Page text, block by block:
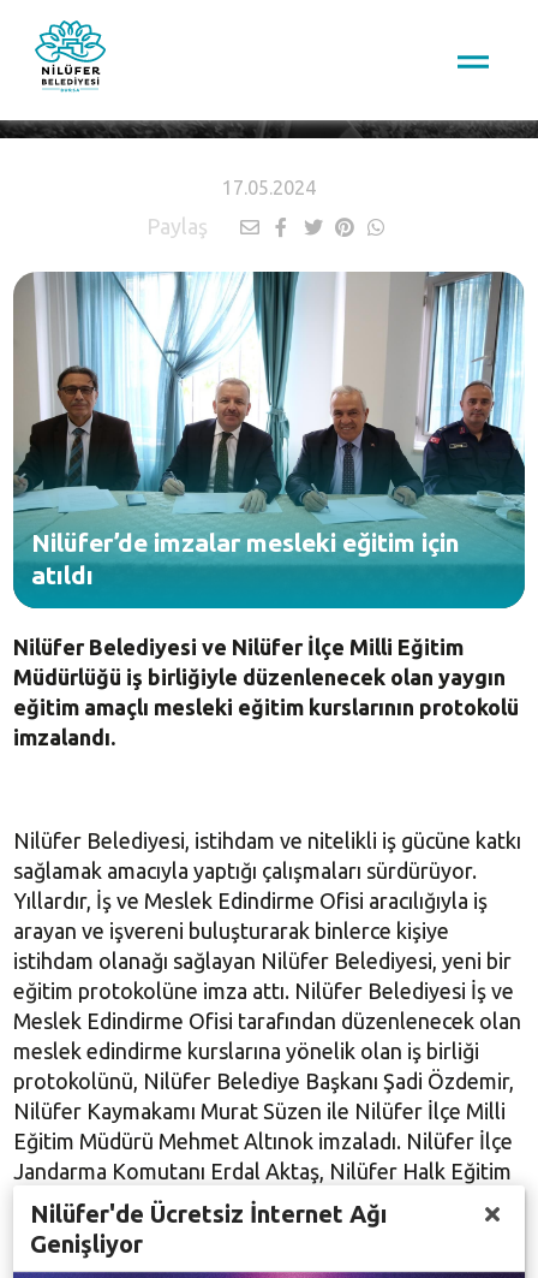
17.05.2024
Paylaş
Nilüfer’de imzalar mesleki eğitim için
atıldı
Nilüfer Belediyesi ve Nilüfer İlçe Milli Eğitim
Müdürlüğü iş birliğiyle düzenlenecek olan yaygın
eğitim amaçlı mesleki eğitim kurslarının protokolü
imzalandı.
Nilüfer Belediyesi, istihdam ve nitelikli iş gücüne katkı
sağlamak amacıyla yaptığı çalışmaları sürdürüyor.
Yıllardır, İş ve Meslek Edindirme Ofisi aracılığıyla iş
arayan ve işvereni buluşturarak binlerce kişiye
istihdam olanağı sağlayan Nilüfer Belediyesi, yeni bir
eğitim protokolüne imza attı. Nilüfer Belediyesi İş ve
Meslek Edindirme Ofisi tarafından düzenlenecek olan
meslek edindirme kurslarına yönelik olan iş birliği
protokolünü, Nilüfer Belediye Başkanı Şadi Özdemir,
Nilüfer Kaymakamı Murat Süzen ile Nilüfer İlçe Milli
Eğitim Müdürü Mehmet Altınok imzaladı. Nilüfer İlçe
Jandarma Komutanı Erdal Aktaş, Nilüfer Halk Eğitim
Müdürü Alaaddin Sarı ve Nilüfer Belediyesi Başkan
Yardımcısı Serpil Altun da imza töreninde hazır
bulundu.
Nilüfer'de Ücretsiz İnternet Ağı
Genişliyor